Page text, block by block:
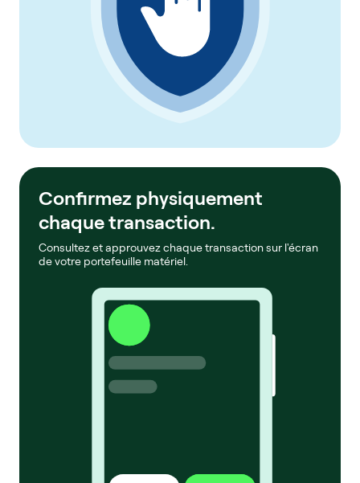
Confirmez physiquement
chaque transaction.
Consultez et approuvez chaque transaction sur l'écran
de votre portefeuille matériel.